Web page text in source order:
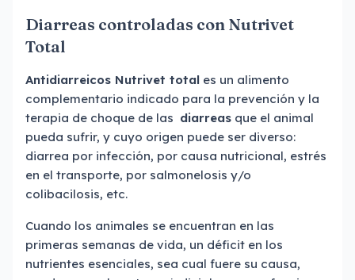
Diarreas controladas con Nutrivet
Total
Antidiarreicos Nutrivet total es un alimento
complementario indicado para la prevención y la
terapia de choque de las diarreas que el animal
pueda sufrir, y cuyo origen puede ser diverso:
diarrea por infección, por causa nutricional, estrés
en el transporte, por salmonelosis y/o
colibacilosis, etc.
Cuando los animales se encuentran en las
primeras semanas de vida, un déficit en los
nutrientes esenciales, sea cual fuere su causa,